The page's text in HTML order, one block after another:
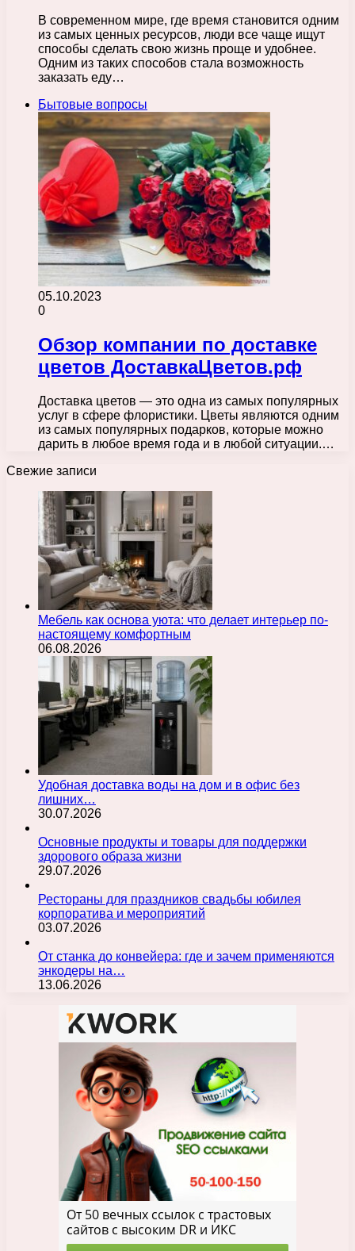
В современном мире, где время становится одним
из самых ценных ресурсов, люди все чаще ищут
способы сделать свою жизнь проще и удобнее.
Одним из таких способов стала возможность
заказать еду…
Бытовые вопросы
05.10.2023
0
Обзор компании по доставке
цветов ДоставкаЦветов.рф
Доставка цветов — это одна из самых популярных
услуг в сфере флористики. Цветы являются одним
из самых популярных подарков, которые можно
дарить в любое время года и в любой ситуации.…
Свежие записи
Мебель как основа уюта: что делает интерьер по-
настоящему комфортным
06.08.2026
Удобная доставка воды на дом и в офис без
лишних…
30.07.2026
Основные продукты и товары для поддержки
здорового образа жизни
29.07.2026
Рестораны для праздников свадьбы юбилея
корпоратива и мероприятий
03.07.2026
От станка до конвейера: где и зачем применяются
энкодеры на…
13.06.2026